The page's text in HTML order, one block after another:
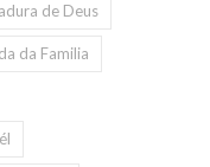
de Deus
da Familia